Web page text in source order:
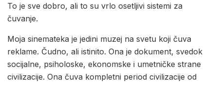
To je sve dobro, ali to su vrlo osetljivi sistemi za
čuvanje.
Moja sinemateka je jedini muzej na svetu koji čuva
reklame. Čudno, ali istinito. Ona je dokument, svedok
socijalne, psiholoske, ekonomske i umetničke strane
civilizacije. Ona čuva kompletni period civilizacije od